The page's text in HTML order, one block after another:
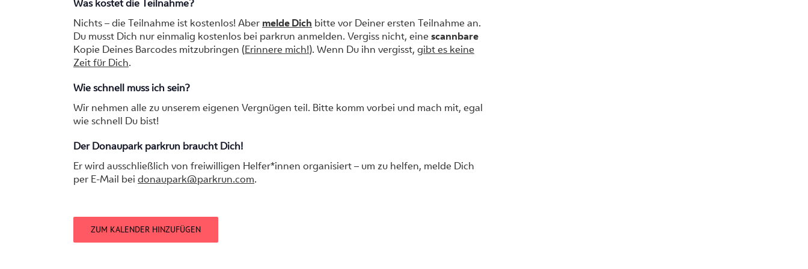
Was kostet die Teilnahme?
Nichts – die Teilnahme ist kostenlos! Aber melde Dich bitte vor Deiner ersten Teilnahme an.
Du musst Dich nur einmalig kostenlos bei parkrun anmelden. Vergiss nicht, eine scannbare
Kopie Deines Barcodes mitzubringen (Erinnere mich!). Wenn Du ihn vergisst, gibt es keine
Zeit für Dich.
Wie schnell muss ich sein?
Wir nehmen alle zu unserem eigenen Vergnügen teil. Bitte komm vorbei und mach mit, egal
wie schnell Du bist!
Der Donaupark parkrun braucht Dich!
Er wird ausschließlich von freiwilligen Helfer*innen organisiert – um zu helfen, melde Dich
per E-Mail bei donaupark@parkrun.com.
ZUM KALENDER HINZUFÜGEN